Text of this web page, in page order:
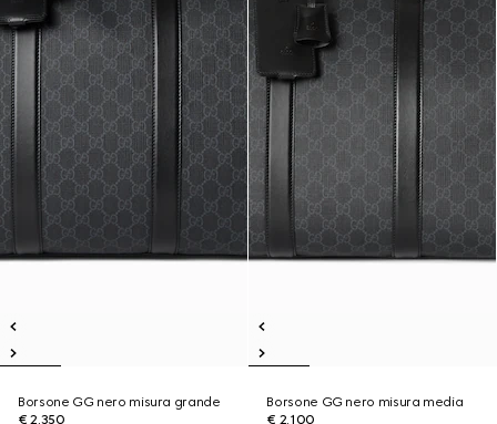
Borsone GG nero misura grande
€ 2.350
Borsone GG nero misura media
€ 2.100